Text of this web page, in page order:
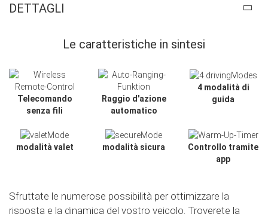
DETTAGLI
Le caratteristiche in sintesi
Telecomando
senza fili
Raggio d'azione
automatico
4 modalità di
guida
modalità valet modalità sicura
Controllo tramite
app
Sfruttate le numerose possibilità per ottimizzare la
risposta e la dinamica del vostro veicolo. Troverete la